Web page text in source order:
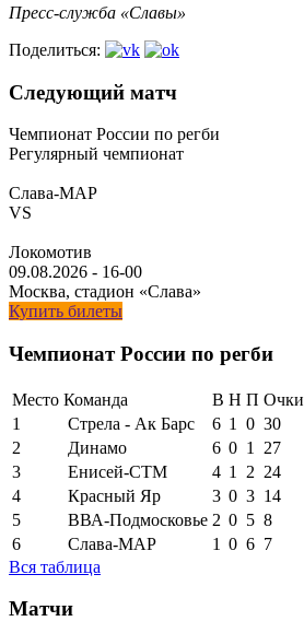
Пресс-служба «Славы»
Поделиться:
Следующий матч
Чемпионат России по регби
Регулярный чемпионат
Слава-МАР
VS
Локомотив
09.08.2026 - 16-00
Москва, стадион «Слава»
Купить билеты
Чемпионат России по регби
Место Команда В Н П Очки
1
Стрела - Ак Барс 6 1 0 30
2
Динамо 6 0 1
27
3
Енисей-СТМ 4 1 2 24
4
Красный Яр 3 0 3 14
5
ВВА-Подмосковье 2 0 5 8
6
Слава-МАР 1 0 6 7
Вся таблица
Матчи